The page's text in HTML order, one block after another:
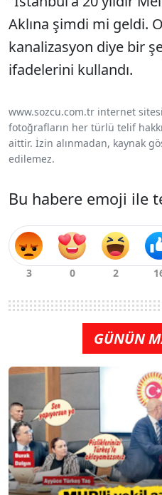
Aklına şimdi mi geldi.
kanalizasyon diye bir
ifadelerini kullandı.
www.sozcu.com.tr internet
fotoğrafların her türlü telif
aittir. İzin alınmadan, kaynak
edilemez.
Bu habere emoji ile
GÜNÜN